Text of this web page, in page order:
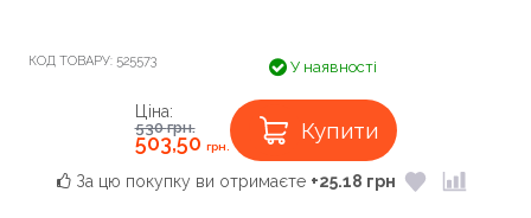
КОД ТОВАРУ: 525573 У наявності
Ціна:
530грн.
503,50 грн.
Купити
За цю покупку ви отримаєте +25.18 грн